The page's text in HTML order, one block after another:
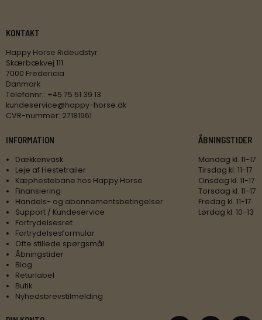
KONTAKT
Happy Horse Rideudstyr
Skærbækvej 111
7000 Fredericia
Danmark
Telefonnr.: +45 75 51 39 13
kundeservice@happy-horse.dk
CVR-nummer: 27181961
INFORMATION
Dækkenvask
Leje af Hestetrailer
Kæphestebane hos Happy Horse
Finansiering
Handels- og abonnementsbetingelser
Support / Kundeservice
Fortrydelsesret
Fortrydelsesformular
Ofte stillede spørgsmål
Åbningstider
Blog
Returlabel
Butik
Nyhedsbrevstilmelding
ÅBNINGSTIDER
Mandag kl. 11-17
Tirsdag kl. 11-17
Onsdag kl. 11-17
Torsdag kl. 11-17
Fredag kl. 11-17
Lørdag kl. 10-13